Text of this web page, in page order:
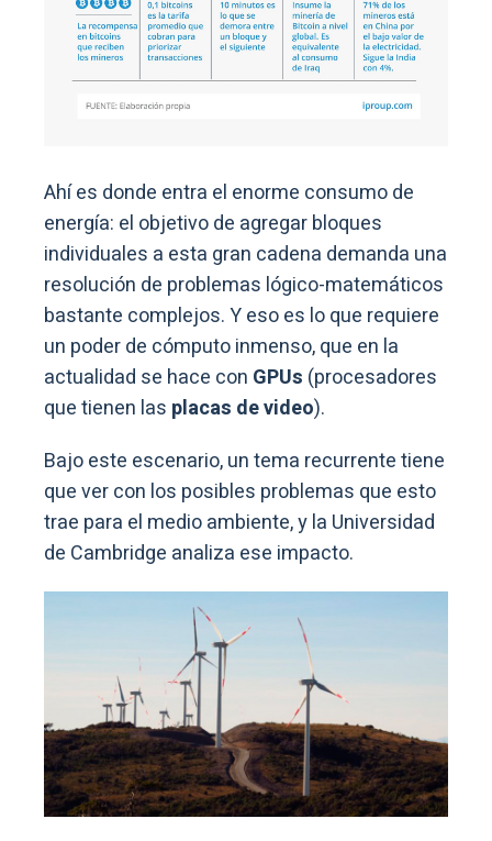
Ahí es donde entra el enorme consumo de
energía: el objetivo de agregar bloques
individuales a esta gran cadena demanda una
resolución de problemas lógico-matemáticos
bastante complejos. Y eso es lo que requiere
un poder de cómputo inmenso, que en la
actualidad se hace con GPUs (procesadores
que tienen las placas de video).
Bajo este escenario, un tema recurrente tiene
que ver con los posibles problemas que esto
trae para el medio ambiente, y la Universidad
de Cambridge analiza ese impacto.